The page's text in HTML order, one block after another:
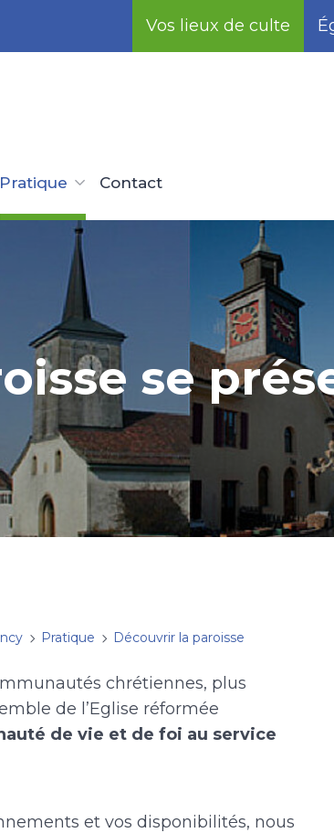
Vos lieux de culte
Pratique Contact
se
Pratique Découvrir la paroisse
chrétiennes, plus
de l’Eglise réformée
de vie et de foi au service
et vos disponibilités, nous